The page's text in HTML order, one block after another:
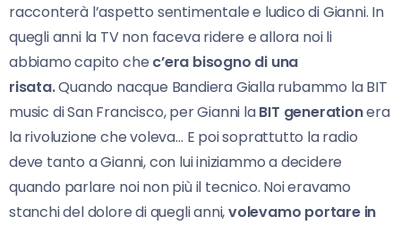
racconterà l’aspetto sentimentale e ludico di Gianni. In
quegli anni la TV non faceva ridere e allora noi li
abbiamo capito che c’era bisogno di una
risata.Quando nacque Bandiera Gialla rubammo la BIT
music di San Francisco, per Gianni laBIT generationera
la rivoluzione che voleva… E poi soprattutto la radio
deve tanto a Gianni, con lui iniziammo a decidere
quando parlare noi non più il tecnico. Noi eravamo
stanchi del dolore di quegli anni,volevamo portare in